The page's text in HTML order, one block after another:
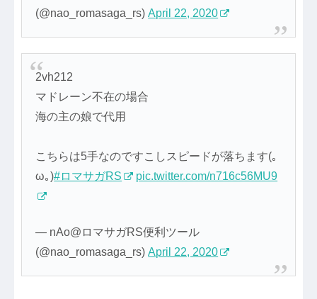
(@nao_romasaga_rs)April 22, 2020
2vh212
マドレーン不在の場合
海の主の娘で代用
こちらは5手なのですこしスピードが落ちます(｡
ω｡)#ロマサガRS pic.twitter.com/n716c56MU9
— nAo@ロマサガRS便利ツール
(@nao_romasaga_rs)April 22, 2020